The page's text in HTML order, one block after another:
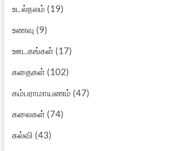
உடல்நலம் (19)
உணவு (9)
ஊடகங்கள்(17)
கதைகள்(102)
கம்பராமாயணம் (47)
கலைகள்(74)
கல்வி (43)